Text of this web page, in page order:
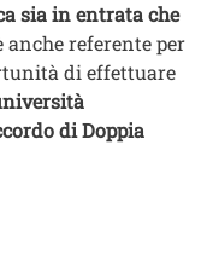
sia in entrata che
anche referente per
di effettuare
di Doppia